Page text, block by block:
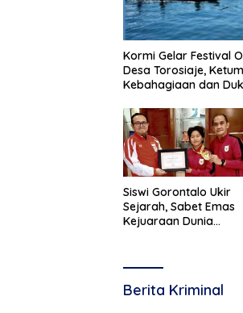
Kormi Gelar Festival
Desa Torosiaje,
Kebahagiaan dan
Siswi Gorontalo Ukir
Sejarah, Sabet Emas
Kejuaraan Dunia
Berita Kriminal